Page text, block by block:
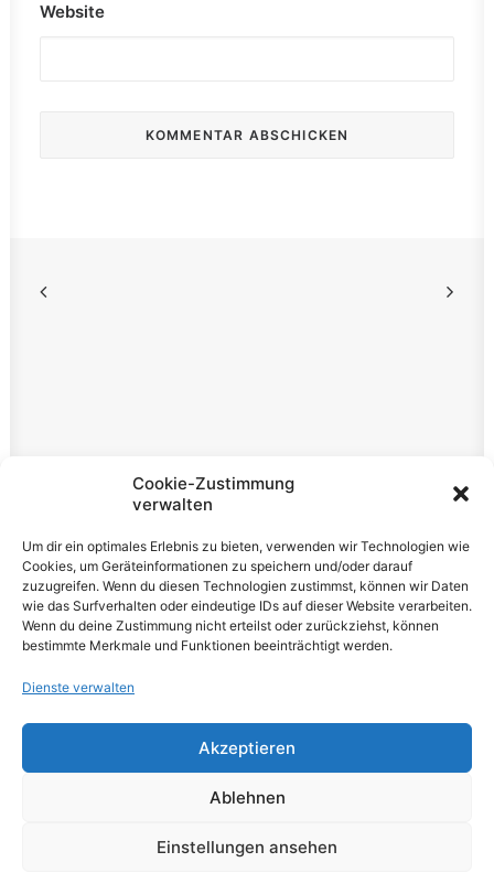
Cookie-Zustimmung
verwalten
Um dir ein optimales Erlebnis zu bieten, verwenden wir Technologien wie
Cookies, um Geräteinformationen zu speichern und/oder darauf
zuzugreifen. Wenn du diesen Technologien zustimmst, können wir Daten
wie das Surfverhalten oder eindeutige IDs auf dieser Website verarbeiten.
Wenn du deine Zustimmung nicht erteilst oder zurückziehst, können
bestimmte Merkmale und Funktionen beeinträchtigt werden.
Dienste verwalten
Akzeptieren
Ablehnen
Einstellungen ansehen
Website
Rechtliches
Datenschutzerklärung
Cookie-Richtlinie (EU)
© 2026 VOLUME Magazine. All rights reserved